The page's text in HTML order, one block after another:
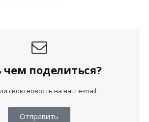
чем поделиться?
свою новость на наш e-mail
Отправить